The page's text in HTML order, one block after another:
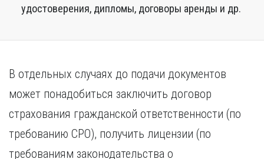
удостоверения, дипломы, договоры аренды и др.
В отдельных случаях до подачи документов
может понадобиться заключить договор
страхования гражданской ответственности (по
требованию СРО), получить лицензии (по
требованиям законодательства о